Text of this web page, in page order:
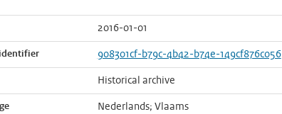
2016-01-01
908301cf-b79c-4b42-b74e-149cf876c056
Historical archive
Nederlands; Vlaams